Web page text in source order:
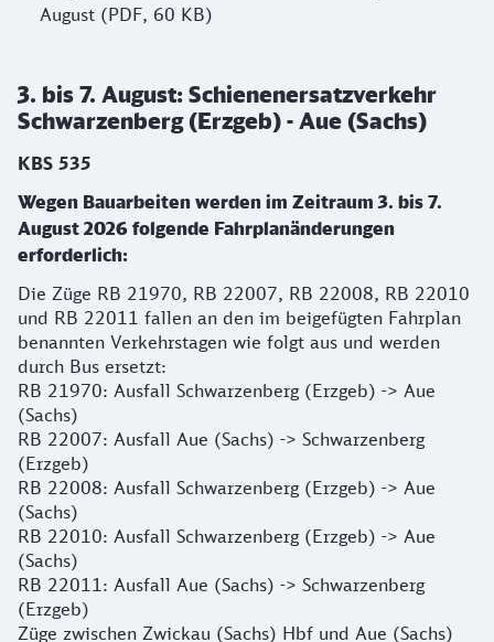
August (PDF, 60 KB)
3. bis 7. August: Schienenersatzverkehr
Schwarzenberg (Erzgeb) - Aue (Sachs)
KBS 535
Wegen Bauarbeiten werden im Zeitraum 3. bis 7.
August 2026 folgende Fahrplanänderungen
erforderlich:
Die Züge RB 21970, RB 22007, RB 22008, RB 22010
und RB 22011 fallen an den im beigefügten Fahrplan
benannten Verkehrstagen wie folgt aus und werden
durch Bus ersetzt:
RB 21970: Ausfall Schwarzenberg (Erzgeb) -> Aue
(Sachs)
RB 22007: Ausfall Aue (Sachs) -> Schwarzenberg
(Erzgeb)
RB 22008: Ausfall Schwarzenberg (Erzgeb) -> Aue
(Sachs)
RB 22010: Ausfall Schwarzenberg (Erzgeb) -> Aue
(Sachs)
RB 22011: Ausfall Aue (Sachs) -> Schwarzenberg
(Erzgeb)
Züge zwischen Zwickau (Sachs) Hbf und Aue (Sachs)